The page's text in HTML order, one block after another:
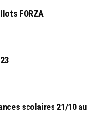
FORZA
scolaires 21/10 au